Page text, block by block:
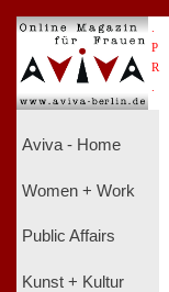
P
R
Aviva - Home
Women + Work
Public Affairs
Kunst + Kultur